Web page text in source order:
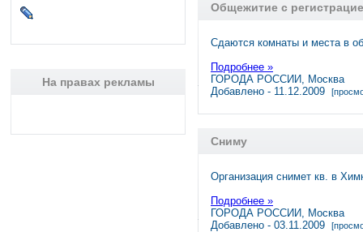
На правах рекламы
Общежитие с
Сдаются комнаты и места в
Подробнее »
ГОРОДА РОССИИ, Москва
Добавлено - 11.12.2009
Сниму
Организация снимет кв. в
Подробнее »
ГОРОДА РОССИИ, Москва
Добавлено - 03.11.2009